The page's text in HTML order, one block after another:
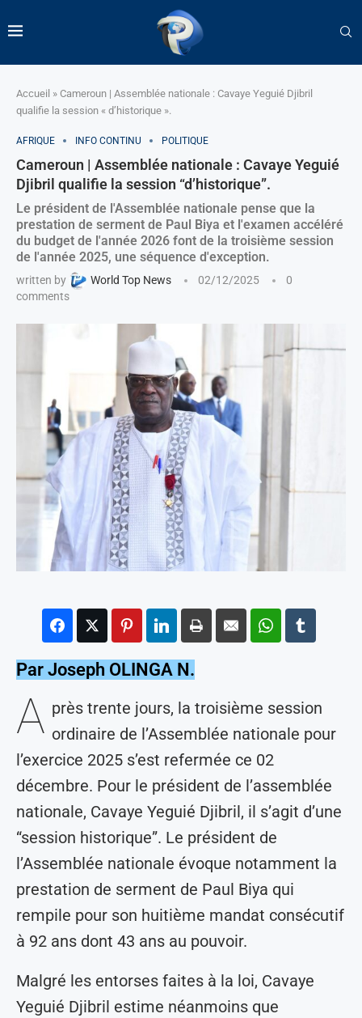
Accueil » Cameroun | Assemblée nationale : Cavaye Yeguié Djibril
qualifie la session « d’historique ».
AFRIQUE INFO CONTINU POLITIQUE
Cameroun | Assemblée nationale : Cavaye Yeguié
Djibril qualifie la session “d’historique”.
Le président de l'Assemblée nationale pense que la
prestation de serment de Paul Biya et l'examen accéléré
du budget de l'année 2026 font de la troisième session
de l'année 2025, une séquence d'exception.
written by World Top News 02/12/2025
0
comments
Par Joseph OLINGA N.
A près trente jours, la troisième session
ordinaire de l’Assemblée nationale pour
l’exercice 2025 s’est refermée ce 02
décembre. Pour le président de l’assemblée
nationale, Cavaye Yeguié Djibril, il s’agit d’une
“session historique”. Le président de
l’Assemblée nationale évoque notamment la
prestation de serment de Paul Biya qui
rempile pour son huitième mandat consécutif
à 92 ans dont 43 ans au pouvoir.
Malgré les entorses faites à la loi, Cavaye
Yeguié Djibril estime néanmoins que